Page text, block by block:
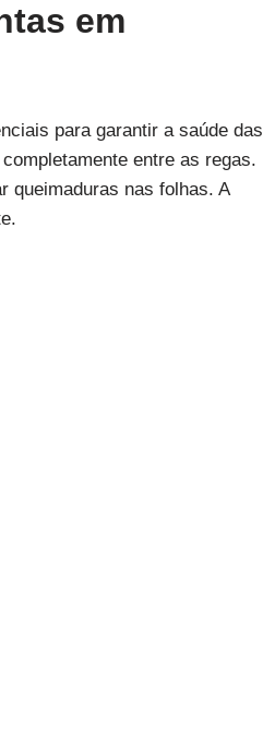
em
para garantir a saúde das
entre as regas.
queimaduras nas folhas. A